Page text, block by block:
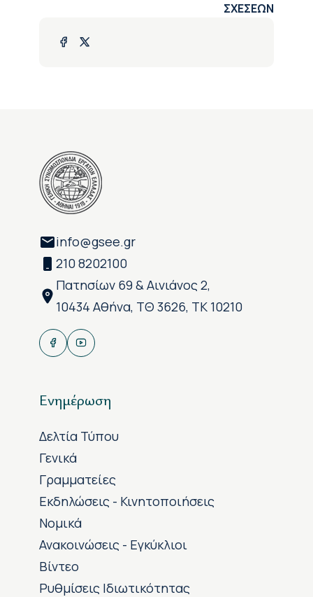
ΣΧΕΣΕΩΝ
info@gsee.gr
210 8202100
Πατησίων 69 & Αινιάνος 2,
10434 Αθήνα, ΤΘ 3626, ΤΚ 10210
Ενημέρωση
Δελτία Τύπου
Γενικά
Γραμματείες
Εκδηλώσεις - Κινητοποιήσεις
Νομικά
Ανακοινώσεις - Εγκύκλιοι
Βίντεο
Ρυθμίσεις Ιδιωτικότητας